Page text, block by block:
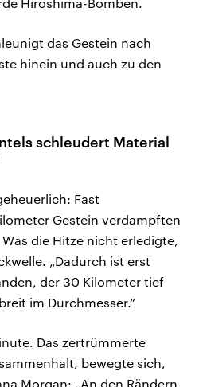
das Gestein nach
hinein und auch zu den
schleudert Material
Fast
Gestein verdampften
die Hitze nicht erledigte,
„Dadurch ist erst
der 30 Kilometer tief
im Durchmesser.“
Das zertrümmerte
bewegte sich,
Morgan: „An den Rändern